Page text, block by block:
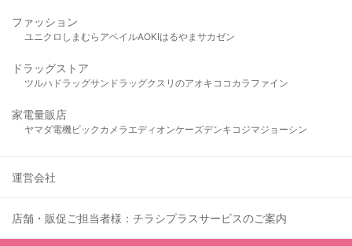
ファッション
ユニクロ しまむら アベイルAOKIはるやま サカゼン
ドラッグストア
ツルハドラッグサンドラッグクスリのアオキ ココカラファイン
家電量販店
ヤマダ電機ビックカメラ エディオンケーズデンキ コジマジョーシン
運営会社
店舗・販促ご担当者様：チラシプラスサービスのご案内